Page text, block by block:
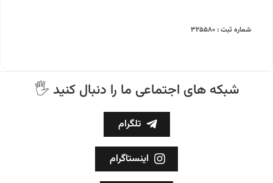
شماره ثبت : ۳۲۵۵۸۰
🖐 شبکه های اجتماعی ما را دنبال کنید
تلگرام
اینستاگرام